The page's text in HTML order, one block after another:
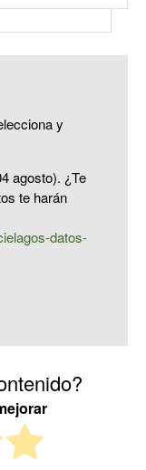
y
agosto). ¿Te
te harán
datos-